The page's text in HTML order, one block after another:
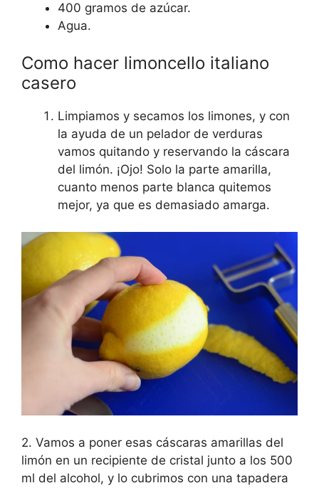
400 gramos de azúcar.
Agua.
Como hacer limoncello italiano
casero
Limpiamos y secamos los limones, y con
la ayuda de un pelador de verduras
vamos quitando y reservando la cáscara
del limón. ¡Ojo! Solo la parte amarilla,
cuanto menos parte blanca quitemos
mejor, ya que es demasiado amarga.
2. Vamos a poner esas cáscaras amarillas del
limón en un recipiente de cristal junto a los 500
ml del alcohol, y lo cubrimos con una tapadera